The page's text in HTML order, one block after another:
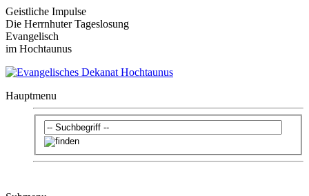
Geistliche Impulse
Die Herrnhuter Tageslosung
Evangelisch
im Hochtaunus
Hauptmenu